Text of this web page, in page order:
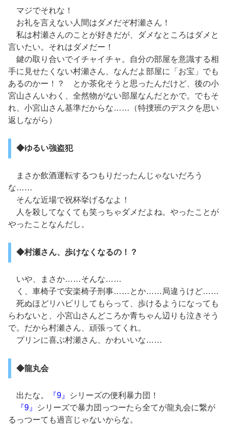
マジでそれな！
お礼を言えない人間はダメだぞ村瀬さん！
私は村瀬さんのことが好きだが、ダメなところはダメと
言いたい。それはダメだー！
鍵の取り合いでイチャイチャ。自分の部屋を意識する相
手に見せたくない村瀬さん、なんだよ部屋に「お宝」でも
あるのかー！？ とか茶化そうと思ったんだけど、後の小
宮山さんいわく、全然物がない部屋なんだとかで。でもそ
れ、小宮山さん基準だからな……（特捜班のデスクを思い
返しながら）
◆ゆるい強盗犯
まさか飲酒運転するつもりだったんじゃないだろう
な……
そんな近場で祝杯挙げるなよ！
人を殺してなくても笑っちゃダメだよね。やったことが
やったことなんだし。
◆村瀬さん、歩けなくなるの！？
いや、まさか……そんな……
く、車椅子で安楽椅子刑事……とか……局違うけど……
死ぬほどリハビリしてもらって、歩けるようになっても
らわないと、小宮山さんどころか青ちゃん辺りも泣きそう
で。だから村瀬さん、頑張ってくれ。
プリンに喜ぶ村瀬さん、かわいいな……
◆龍丸会
出たな。 『9』
シリーズの便利暴力団！
『9』
シリーズで暴力団っつーたら全てが龍丸会に繋が
るっつーても過言じゃないからな。